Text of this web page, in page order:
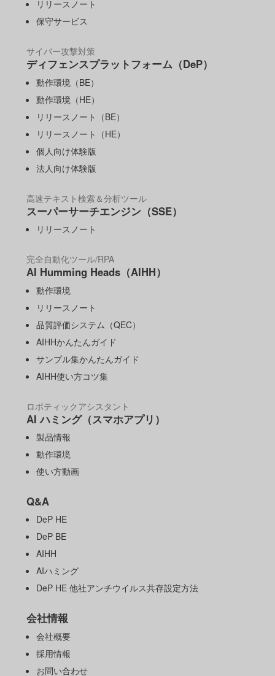
リリースノート
保守サービス
サイバー攻撃対策
ディフェンスプラットフォーム（DeP）
動作環境（BE）
動作環境（HE）
リリースノート（BE）
リリースノート（HE）
個人向け体験版
法人向け体験版
高速テキスト検索＆分析ツール
スーパーサーチエンジン（SSE）
リリースノート
完全自動化ツール/RPA
AI Humming Heads（AIHH）
動作環境
リリースノート
品質評価システム（QEC）
AIHHかんたんガイド
サンプル集かんたんガイド
AIHH使い方コツ集
ロボティックアシスタント
AI ハミング（スマホアプリ）
製品情報
動作環境
使い方動画
Q&A
DeP HE
DeP BE
AIHH
AIハミング
DeP HE 他社アンチウイルス共存設定方法
会社情報
会社概要
採用情報
お問い合わせ